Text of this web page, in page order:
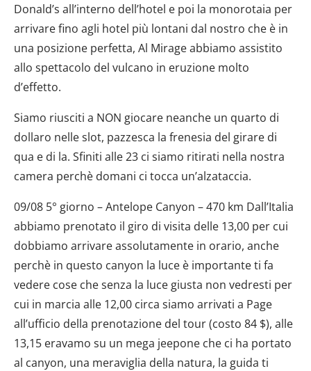
Donald’s all’interno dell’hotel e poi la monorotaia per
arrivare fino agli hotel più lontani dal nostro che è in
una posizione perfetta, Al Mirage abbiamo assistito
allo spettacolo del vulcano in eruzione molto
d’effetto.
Siamo riusciti a NON giocare neanche un quarto di
dollaro nelle slot, pazzesca la frenesia del girare di
qua e di la. Sfiniti alle 23 ci siamo ritirati nella nostra
camera perchè domani ci tocca un’alzataccia.
09/08 5° giorno – Antelope Canyon – 470 km Dall’Italia
abbiamo prenotato il giro di visita delle 13,00 per cui
dobbiamo arrivare assolutamente in orario, anche
perchè in questo canyon la luce è importante ti fa
vedere cose che senza la luce giusta non vedresti per
cui in marcia alle 12,00 circa siamo arrivati a Page
all’ufficio della prenotazione del tour (costo 84 $), alle
13,15 eravamo su un mega jeepone che ci ha portato
al canyon, una meraviglia della natura, la guida ti